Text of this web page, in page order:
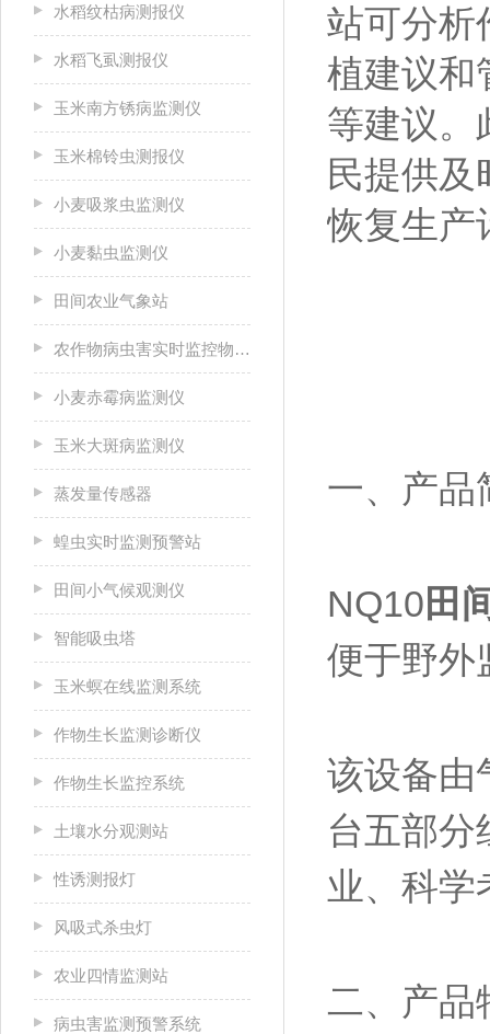
水稻纹枯病测报仪
水稻飞虱测报仪
玉米南方锈病监测仪
玉米棉铃虫测报仪
小麦吸浆虫监测仪
小麦黏虫监测仪
田间农业气象站
农作物病虫害实时监控物联网设备
小麦赤霉病监测仪
玉米大斑病监测仪
蒸发量传感器
蝗虫实时监测预警站
田间小气候观测仪
智能吸虫塔
玉米螟在线监测系统
作物生长监测诊断仪
作物生长监控系统
土壤水分观测站
性诱测报灯
风吸式杀虫灯
农业四情监测站
病虫害监测预警系统
站可分析
植建议和
等建议。
民提供
恢复生产
一、产品
NQ10 田
便于野外
该设备由
台五部分
业、科学
二、产品